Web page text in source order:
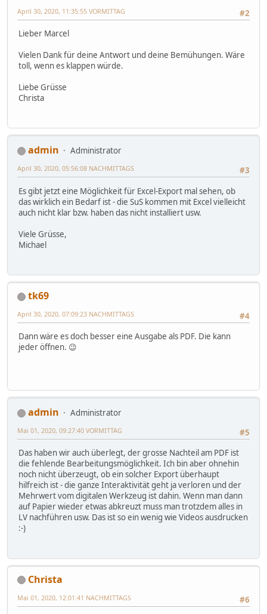
#2
April 30, 2020, 11:35:55 VORMITTAG
Lieber Marcel
Vielen Dank für deine Antwort und deine Bemühungen. Wäre
toll, wenn es klappen würde.
Liebe Grüsse
Christa
admin
Administrator
#3
April 30, 2020, 05:56:08 NACHMITTAGS
Es gibt jetzt eine Möglichkeit für Excel-Export mal sehen, ob
das wirklich ein Bedarf ist - die SuS kommen mit Excel vielleicht
auch nicht klar bzw. haben das nicht installiert usw.
Viele Grüsse,
Michael
tk69
#4
April 30, 2020, 07:09:23 NACHMITTAGS
Dann wäre es doch besser eine Ausgabe als PDF. Die kann
jeder öffnen. 😉
admin
Administrator
#5
Mai 01, 2020, 09:27:40 VORMITTAG
Das haben wir auch überlegt, der grosse Nachteil am PDF ist
die fehlende Bearbeitungsmöglichkeit. Ich bin aber ohnehin
noch nicht überzeugt, ob ein solcher Export überhaupt
hilfreich ist - die ganze Interaktivität geht ja verloren und der
Mehrwert vom digitalen Werkzeug ist dahin. Wenn man dann
auf Papier wieder etwas abkreuzt muss man trotzdem alles in
LV nachführen usw. Das ist so ein wenig wie Videos ausdrucken
:-)
Christa
#6
Mai 01, 2020, 12:01:41 NACHMITTAGS